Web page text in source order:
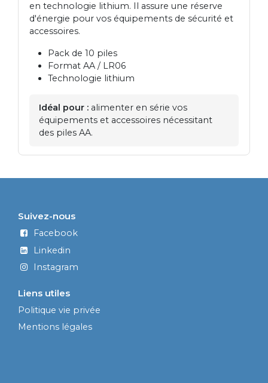
en technologie lithium. Il assure une réserve
d'énergie pour vos équipements de sécurité et
accessoires.
Pack de 10 piles
Format AA / LR06
Technologie lithium
Idéal pour : alimenter en série vos
équipements et accessoires nécessitant
des piles AA.
Liens utiles
Politique vie privée
Mentions légales
Suivez-nous
Facebook
Linkedin
Instagram